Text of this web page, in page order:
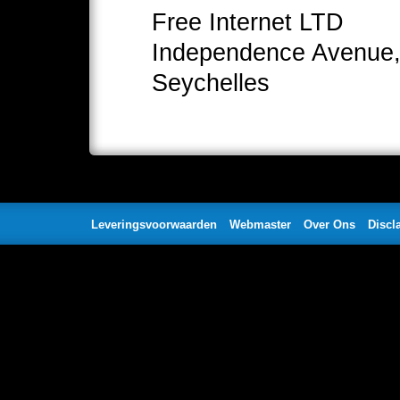
Free Internet LTD
Independence
Seychelles
Leveringsvoorwaarden Webmaster Over Ons